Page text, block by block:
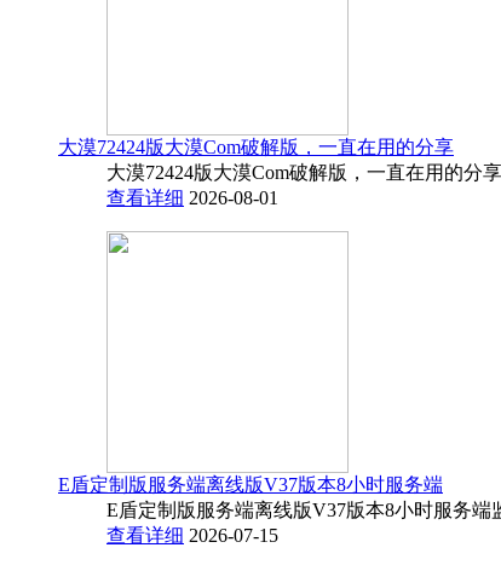
大漠72424版大漠Com破解版，一直在用的分享
大漠72424版大漠Com破解版，一直在用的分
查看详细 2026-08-01
E盾定制版服务端离线版V37版本8小时服务端
E盾定制版服务端离线版V37版本8小时服务
查看详细 2026-07-15